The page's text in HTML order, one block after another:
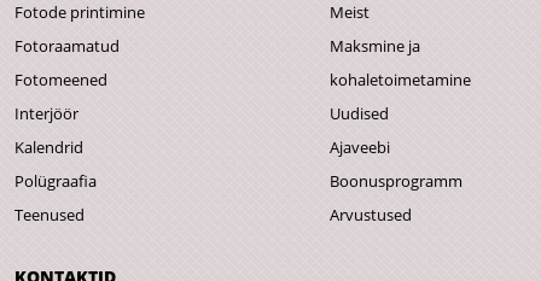
Fotode printimine
Fotoraamatud
Fotomeened
Interjöör
Kalendrid
Polügraafia
Teenused
Meist
Maksmine ja
kohaletoimetamine
Uudised
Ajaveebi
Boonusprogramm
Arvustused